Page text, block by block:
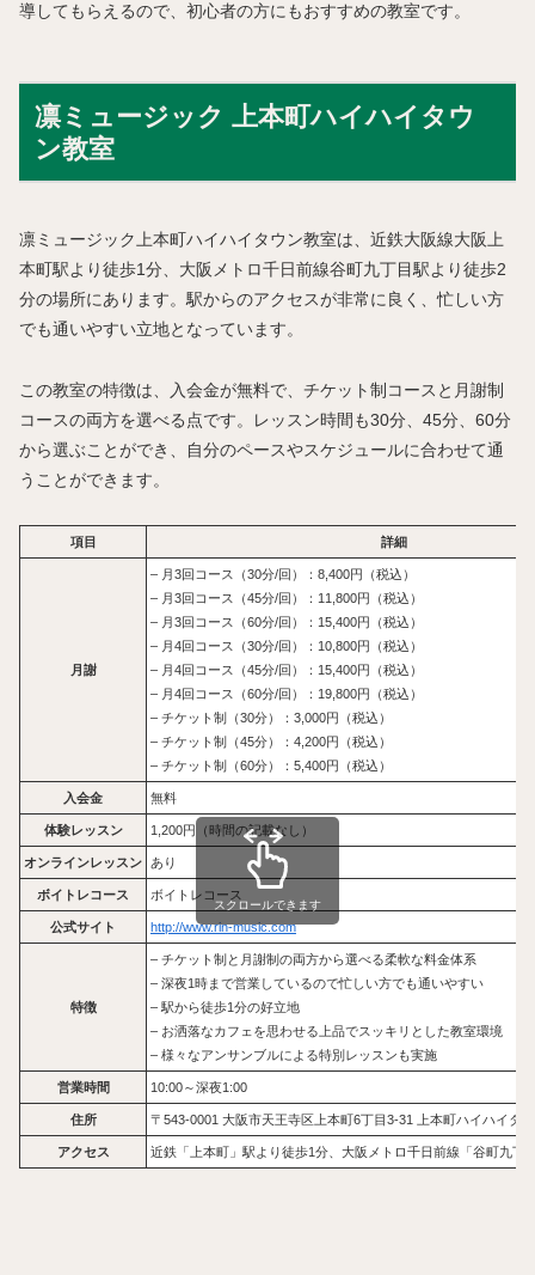
導してもらえるので、初心者の方にもおすすめの教室です。
凛ミュージック 上本町ハイハイタウ
ン教室
凛ミュージック上本町ハイハイタウン教室は、近鉄大阪線大阪上
本町駅より徒歩1分、大阪メトロ千日前線谷町九丁目駅より徒歩2
分の場所にあります。駅からのアクセスが非常に良く、忙しい方
でも通いやすい立地となっています。
この教室の特徴は、入会金が無料で、チケット制コースと月謝制
コースの両方を選べる点です。レッスン時間も30分、45分、60分
から選ぶことができ、自分のペースやスケジュールに合わせて通
うことができます。
項目 詳細
月謝
– 月3回コース（30分/回）：8,400円（税込）
– 月3回コース（45分/回）：11,800円（税込）
– 月3回コース（60分/回）：15,400円（税込）
– 月4回コース（30分/回）：10,800円（税込）
– 月4回コース（45分/回）：15,400円（税込）
– 月4回コース（60分/回）：19,800円（税込）
– チケット制（30分）：3,000円（税込）
– チケット制（45分）：4,200円（税込）
– チケット制（60分）：5,400円（税込）
入会金 無料
体験レッスン 1,200円（時間の記載なし）
オンラインレッスン あり
ボイトレコース ボイトレコース
公式サイト http://www.rin-music.com
特徴
– チケット制と月謝制の両方から選べる柔軟な料金体系
– 深夜1時まで営業しているので忙しい方でも通いやすい
– 駅から徒歩1分の好立地
– お洒落なカフェを思わせる上品でスッキリとした教室環境
– 様々なアンサンブルによる特別レッスンも実施
営業時間 10:00～深夜1:00
住所 〒543-0001 大阪市天王寺区上本町6丁目3-31 上本町ハイハイタ
アクセス 近鉄「上本町」駅より徒歩1分、大阪メトロ千日前線「谷町九丁
スクロールできます